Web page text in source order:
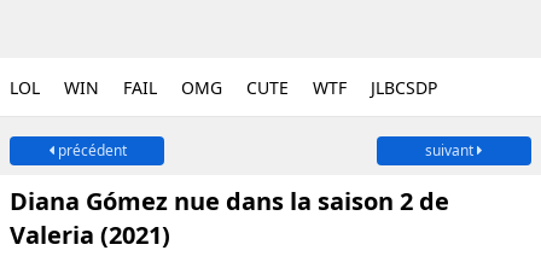
LOL WIN FAIL OMG CUTE WTF JLBCSDP
précédent suivant
Diana Gómez nue dans la saison 2 de
Valeria (2021)